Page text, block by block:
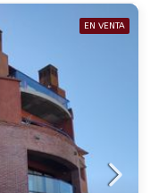
EN VENTA